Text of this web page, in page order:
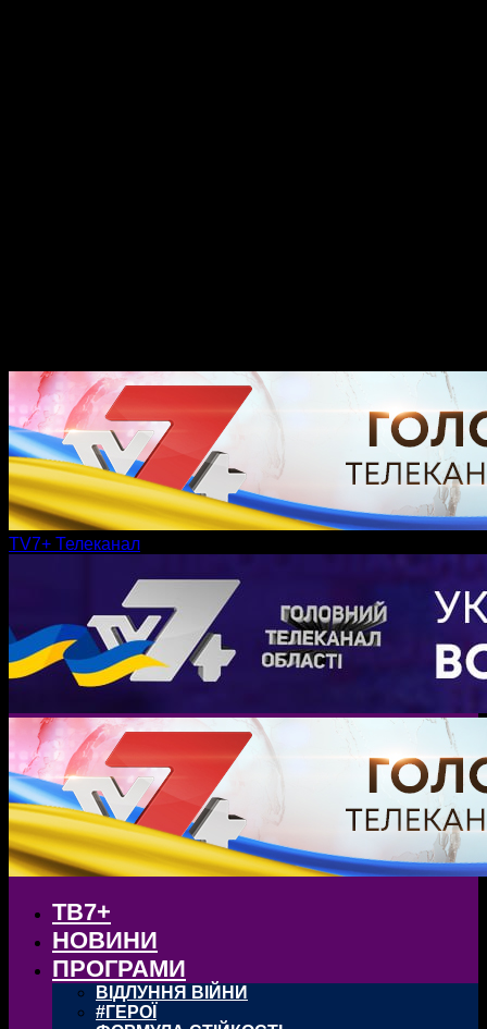
TV7+ Телеканал
ТВ7+
НОВИНИ
ПРОГРАМИ
ВІДЛУННЯ ВІЙНИ
#ГЕРОЇ